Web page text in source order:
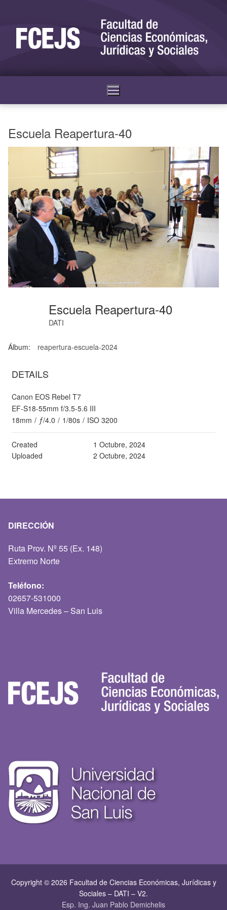
Escuela Reapertura-40
Escuela Reapertura-40
DATI
Álbum: reapertura-escuela-2024
DETAILS
Canon EOS Rebel T7
EF-S18-55mm f/3.5-5.6 III
18mm / ƒ/4.0 / 1/80s / ISO 3200
Created
1 Octubre, 2024
Uploaded
2 Octubre, 2024
DIRECCIÓN
Ruta Prov. Nº 55 (Ex. 148)
Extremo Norte
Teléfono:
02657-531000
Villa Mercedes – San Luis
Copyright © 2026 Facultad de Ciencias Económicas, Jurí­dicas y
Sociales – DATI – V2.
Esp. Ing. Juan Pablo Demichelis